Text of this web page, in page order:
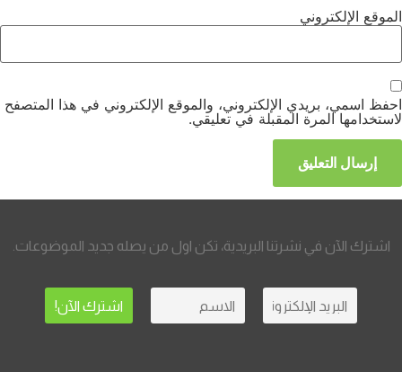
الموقع الإلكتروني
احفظ اسمي، بريدي الإلكتروني، والموقع الإلكتروني في هذا المتصفح
لاستخدامها المرة المقبلة في تعليقي.
اشترك الآن في نشرتنا البريدية، تكن اول من يصله جديد الموضوعات.